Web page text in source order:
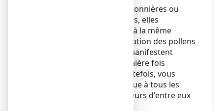
Les rhinites allergiques saisonnières ou
rhume des foins: fréquentes, elles
surviennent chaque année à la même
saison, lorsque la concentration des pollens
augmente dans l'air, et se manifestent
généralement pour la première fois
pendant l'adolescence. Toutefois, vous
pouvez ne pas être allergique à tous les
pollens, mais à un ou plusieurs d'entre eux